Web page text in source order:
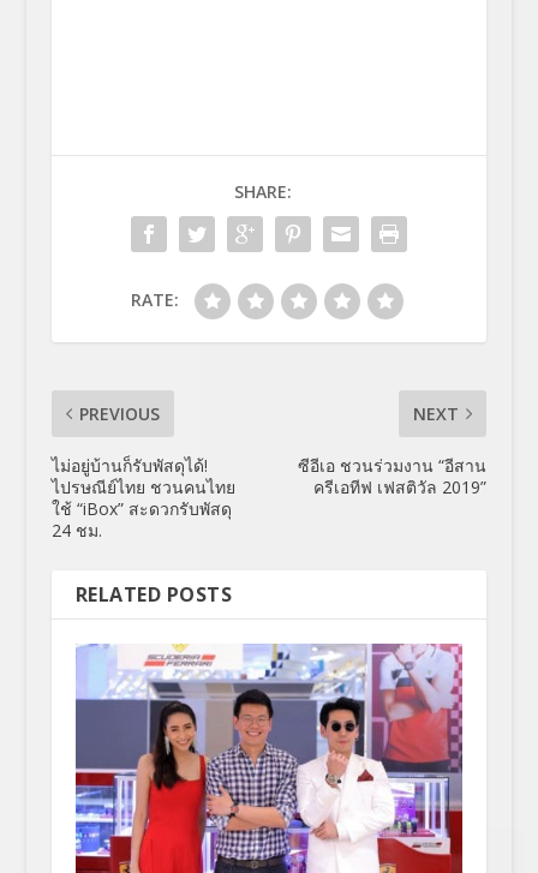
SHARE:
RATE:
PREVIOUS
ไม่อยู่บ้านก็รับพัสดุได้!
ไปรษณีย์ไทย ชวนคนไทย
ใช้ “iBox” สะดวกรับพัสดุ
24 ชม.
NEXT
ซีอีเอ ชวนร่วมงาน “อีสาน
ครีเอทีฟ เฟสติวัล 2019”
RELATED POSTS